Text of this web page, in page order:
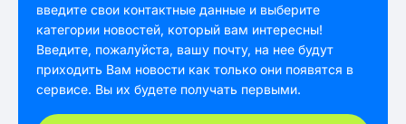
введите свои контактные данные и выберите
категории новостей, который вам интересны!
Введите, пожалуйста, вашу почту, на нее будут
приходить Вам новости как только они появятся в
сервисе. Вы их будете получать первыми.